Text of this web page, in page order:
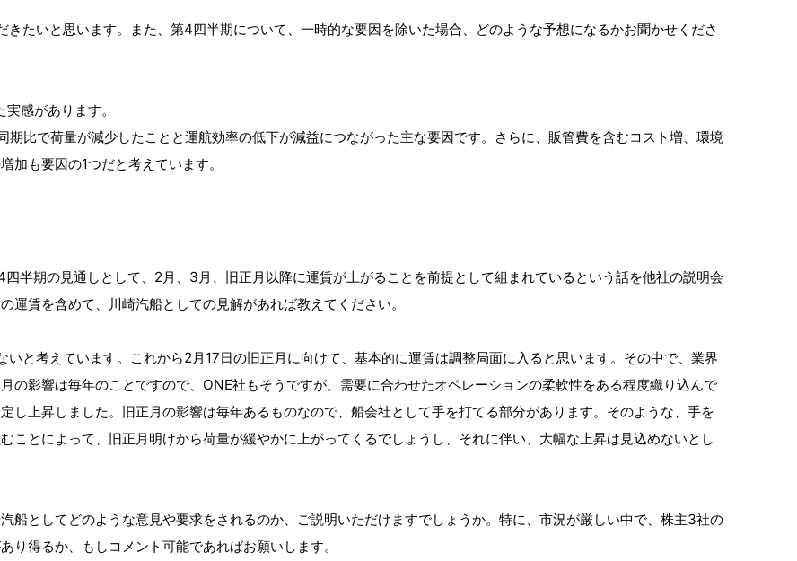
たいと思います。また、第4四半期について、一時的な要因を除いた場合、どのような予想になるかお聞かせくださ
感があります。
比で荷量が減少したことと運航効率の低下が減益につながった主な要因です。さらに、販管費を含むコスト増、環境
加も要因の1つだと考えています。
半期の見通しとして、2月、3月、旧正月以降に運賃が上がることを前提として組まれているという話を他社の説明会
賃を含めて、川崎汽船としての見解があれば教えてください。
と考えています。これから2月17日の旧正月に向けて、基本的に運賃は調整局面に入ると思います。その中で、業界
の影響は毎年のことですので、ONE社もそうですが、需要に合わせたオペレーションの柔軟性をある程度織り込んで
し上昇しました。旧正月の影響は毎年あるものなので、船会社として手を打てる部分があります。そのような、手を
ことによって、旧正月明けから荷量が緩やかに上がってくるでしょうし、それに伴い、大幅な上昇は見込めないとし
船としてどのような意見や要求をされるのか、ご説明いただけますでしょうか。特に、市況が厳しい中で、株主3社の
り得るか、もしコメント可能であればお願いします。